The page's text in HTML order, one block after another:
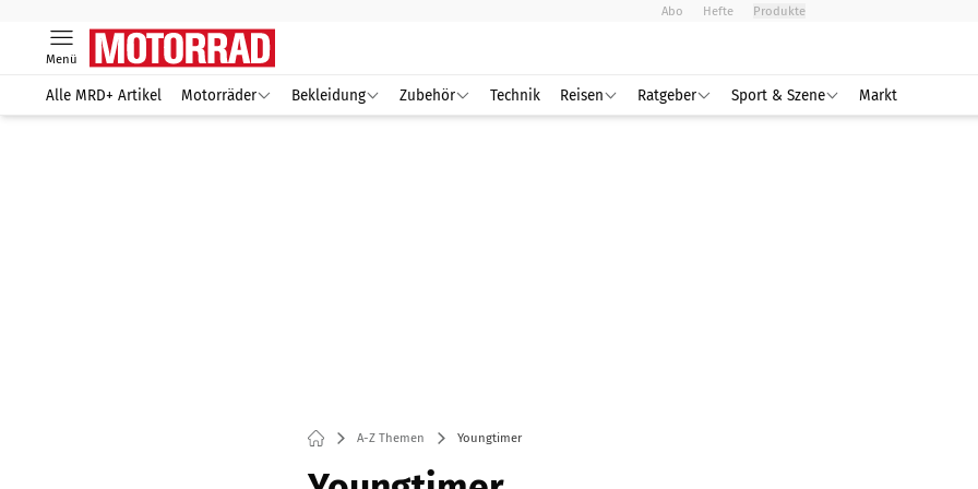
Abo Hefte Produkte
Menü
Alle MRD+ Artikel Motorräder Bekleidung Zubehör Technik Reisen Ratgeber Sport & Szene Markt
A-Z Themen Youngtimer